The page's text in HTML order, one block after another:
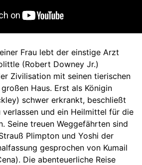
Frau lebt der einstige Arzt
(Robert Downey Jr.)
Zivilisation mit seinen tierischen
Haus. Erst als Königin
schwer erkrankt, beschließt
verlassen und ein Heilmittel für die
Seine treuen Weggefährten sind
Plimpton und Yoshi der
gesprochen von Kumail
Die abenteuerliche Reise